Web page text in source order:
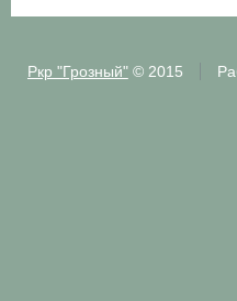
Ркр "Грозный"© 2015